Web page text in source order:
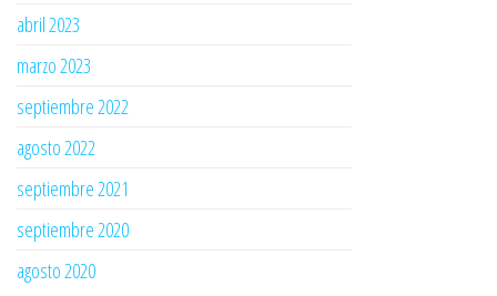
abril 2023
marzo 2023
septiembre 2022
agosto 2022
septiembre 2021
septiembre 2020
agosto 2020